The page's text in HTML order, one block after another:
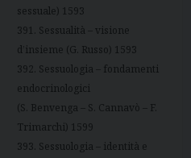
sessuale) 1593
391. Sessualità – visione
d’insieme (G. Russo) 1593
392. Sessuologia – fondamenti
endocrinologici
(S. Benvenga – S. Cannavò – F.
Trimarchi) 1599
393. Sessuologia – identità e